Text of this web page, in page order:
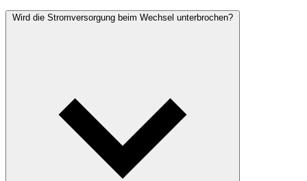
Wird die Stromversorgung beim Wechsel unterbrochen?